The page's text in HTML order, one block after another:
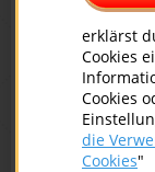
erklärst
Cookies
Cookies
die
Cookies"
Lesen Sie das
Wozu können
Warum hat